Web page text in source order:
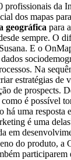
profissionais da
dos mapas
geográfica para
sempre. O
E o
Na
estratégias de
de prospects.
é possível
uma resposta
é uma
em
do produto, a